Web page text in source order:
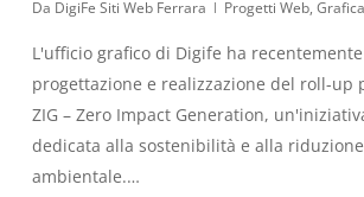
Da DigiFe Siti Web Ferrara Progetti Web, Grafica
L'ufficio grafico di Digife ha
progettazione e realizzazione del roll-up
ZIG – Zero Impact Generation,
dedicata alla sostenibilità e alla
ambientale.…